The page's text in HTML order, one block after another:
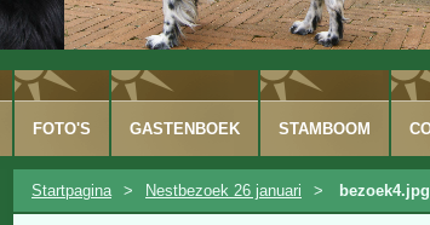
Startpagina > Nestbezoek 26 januari > bezoek4.jpg
FOTO'S GASTENBOEK STAMBOOM